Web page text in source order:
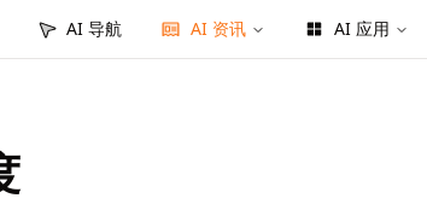
AI 导航 AI 资讯 AI 应用